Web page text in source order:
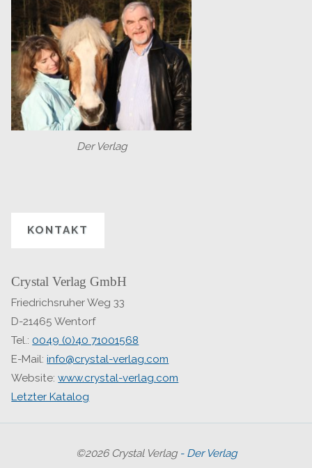
Der Verlag
KONTAKT
Crystal Verlag GmbH
Friedrichsruher Weg 33
D-21465 Wentorf
Tel.: 0049 (0)40 71001568
E-Mail:info@crystal-verlag.com
Website:www.crystal-verlag.com
Letzter Katalog
©2026 Crystal Verlag - Der Verlag